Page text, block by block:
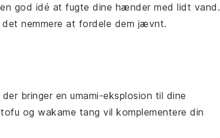
god idé at fugte dine hænder med lidt vand.
nemmere at fordele dem jævnt.
der bringer en umami-eksplosion til dine
tofu og wakame tang vil komplementere din